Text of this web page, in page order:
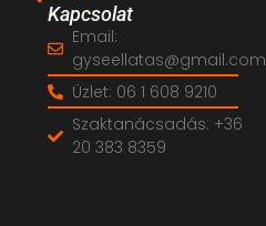
Kapcsolat
Email:
gyseellatas@gmail.com
Üzlet: 06 1 608 9210
Szaktanácsadás: +36
20 383 8359